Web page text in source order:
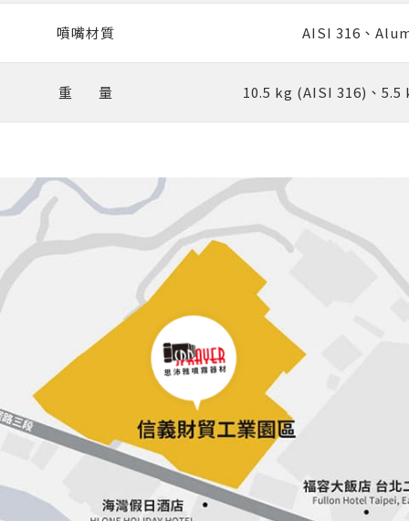
噴嘴材質 AISI 316、
重 量 10.5 kg (AISI 316)、